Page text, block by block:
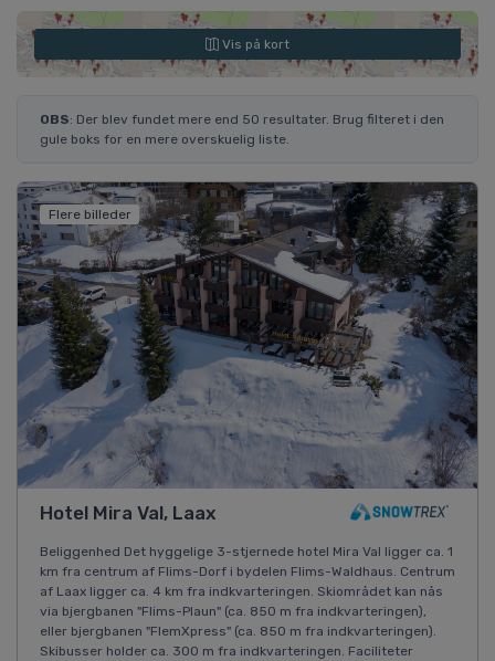
Vis på kort
OBS: Der blev fundet mere end 50 resultater. Brug filteret i den
gule boks for en mere overskuelig liste.
Flere billeder
Hotel Mira Val, Laax
Beliggenhed Det hyggelige 3-stjernede hotel Mira Val ligger ca. 1
km fra centrum af Flims-Dorf i bydelen Flims-Waldhaus. Centrum
af Laax ligger ca. 4 km fra indkvarteringen. Skiområdet kan nås
via bjergbanen "Flims-Plaun" (ca. 850 m fra indkvarteringen),
eller bjergbanen "FlemXpress" (ca. 850 m fra indkvarteringen).
Skibusser holder ca. 300 m fra indkvarteringen. Faciliteter